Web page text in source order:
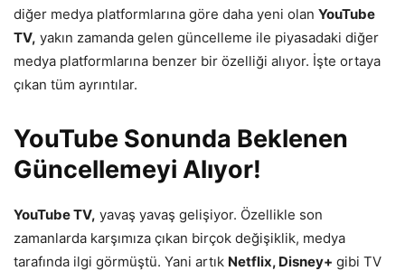
diğer medya platformlarına göre daha yeni olan YouTube
TV, yakın zamanda gelen güncelleme ile piyasadaki diğer
medya platformlarına benzer bir özelliği alıyor. İşte ortaya
çıkan tüm ayrıntılar.
YouTube Sonunda Beklenen
Güncellemeyi Alıyor!
YouTube TV, yavaş yavaş gelişiyor. Özellikle son
zamanlarda karşımıza çıkan birçok değişiklik, medya
tarafında ilgi görmüştü. Yani artık Netflix, Disney+ gibi TV